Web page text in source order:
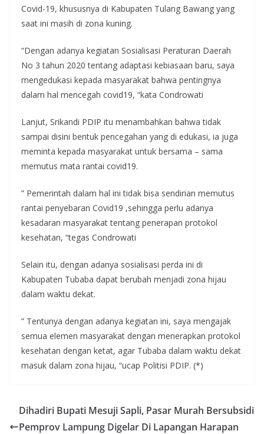
Covid-19, khususnya di Kabupaten Tulang Bawang yang
saat ini masih di zona kuning.
“Dengan adanya kegiatan Sosialisasi Peraturan Daerah
No 3 tahun 2020 tentang adaptasi kebiasaan baru, saya
mengedukasi kepada masyarakat bahwa pentingnya
dalam hal mencegah covid19, “kata Condrowati
Lanjut, Srikandi PDIP itu menambahkan bahwa tidak
sampai disini bentuk pencegahan yang di edukasi, ia juga
meminta kepada masyarakat untuk bersama – sama
memutus mata rantai covid19.
” Pemerintah dalam hal ini tidak bisa sendirian memutus
rantai penyebaran Covid19 ,sehingga perlu adanya
kesadaran masyarakat tentang penerapan protokol
kesehatan, “tegas Condrowati
Selain itu, dengan adanya sosialisasi perda ini di
Kabupaten Tubaba dapat berubah menjadi zona hijau
dalam waktu dekat.
” Tentunya dengan adanya kegiatan ini, saya mengajak
semua elemen masyarakat dengan menerapkan protokol
kesehatan dengan ketat, agar Tubaba dalam waktu dekat
masuk dalam zona hijau, “ucap Politisi PDIP. (*)
Dihadiri Bupati Mesuji Sapli, Pasar Murah Bersubsidi
Pemprov Lampung Digelar Di Lapangan Harapan